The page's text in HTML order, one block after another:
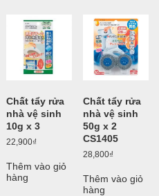
Chất tẩy rửa
nhà vệ sinh
10g x 3
22,900₫
Thêm vào giỏ
hàng
Chất tẩy rửa
nhà vệ sinh
50g x 2
CS1405
28,800₫
Thêm vào giỏ
hàng